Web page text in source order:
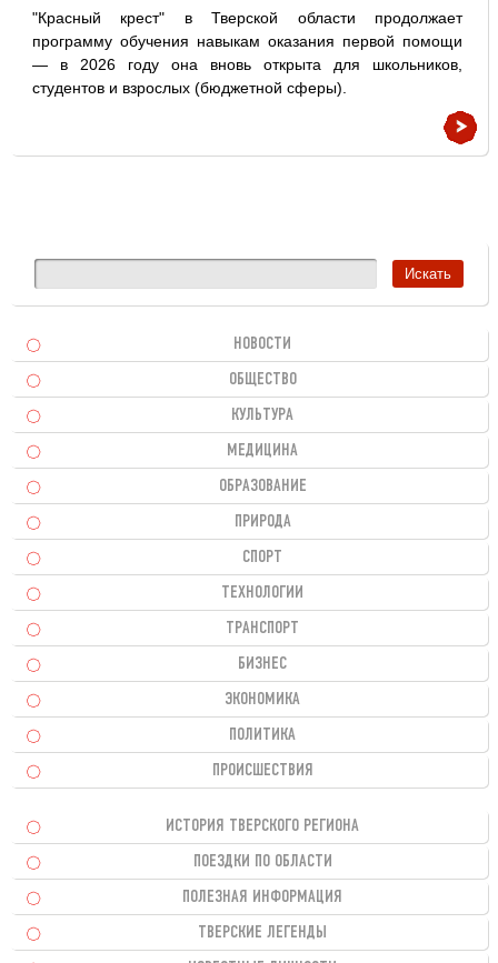
"Красный крест" в Тверской области продолжает
программу обучения навыкам оказания первой помощи
— в 2026 году она вновь открыта для школьников,
студентов и взрослых (бюджетной сферы).
НОВОСТИ
ОБЩЕСТВО
КУЛЬТУРА
МЕДИЦИНА
ОБРАЗОВАНИЕ
ПРИРОДА
СПОРТ
ТЕХНОЛОГИИ
ТРАНСПОРТ
БИЗНЕС
ЭКОНОМИКА
ПОЛИТИКА
ПРОИСШЕСТВИЯ
ИСТОРИЯ ТВЕРСКОГО РЕГИОНА
ПОЕЗДКИ ПО ОБЛАСТИ
ПОЛЕЗНАЯ ИНФОРМАЦИЯ
ТВЕРСКИЕ ЛЕГЕНДЫ